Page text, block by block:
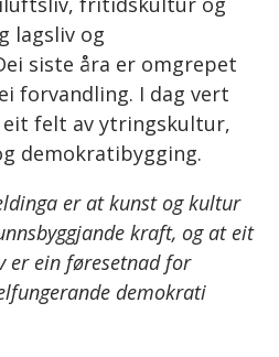
lagsliv og
siste åra er omgrepet
forvandling. I dag vert
felt av ytringskultur,
demokratibygging.
er at kunst og kultur
kraft, og at eit
ein føresetnad for
demokrati